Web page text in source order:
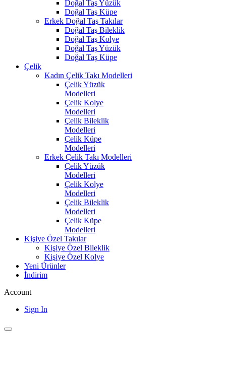
Doğal Taş Yüzük
Doğal Taş Küpe
Erkek Doğal Taş Takılar
Doğal Taş Bileklik
Doğal Taş Kolye
Doğal Taş Yüzük
Doğal Taş Küpe
Çelik
Kadın Çelik Takı Modelleri
Çelik Yüzük
Modelleri
Çelik Kolye
Modelleri
Çelik Bileklik
Modelleri
Çelik Küpe
Modelleri
Erkek Çelik Takı Modelleri
Çelik Yüzük
Modelleri
Çelik Kolye
Modelleri
Çelik Bileklik
Modelleri
Çelik Küpe
Modelleri
Kişiye Özel Takılar
Kişiye Özel Bileklik
Kişiye Özel Kolye
Yeni Ürünler
İndirim
Account
Sign In